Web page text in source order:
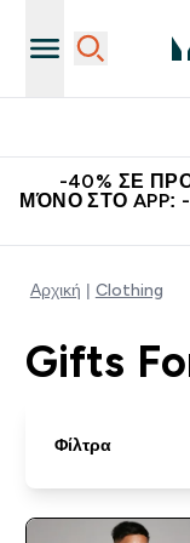
-40% ΣΕ
ΜΌΝΟ ΣΤΟ APP:
Αρχική Clothing
Gifts
Φίλτρα